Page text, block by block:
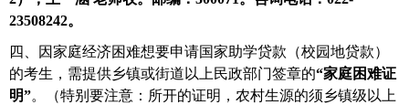
23508242。
四、因家庭经济困难想要申请国家助学贷款（校园地贷款）
的考生，需提供乡镇或街道以上民政部门签章的“家庭困难证
明”。（特别要注意：所开的证明，农村生源的须乡镇级以上